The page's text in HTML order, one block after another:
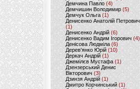
Демчина Павло (4)
Демчишин Володимир (5)
Демчук Ольга(1)
Денисенко Анатолій Петрович
(1)
Денисенко Андрій (6)
Денисенко Вадим Ігорович (4)
Денісова Людміла(6)
Дерев'янко Юрій(10)
Деркач Андрій(1)
Джемілєв Мустафа (1)
Дзензерський Денис
Вікторович (3)
Дзинзя Андрій (1)
Дмитро Корчинський (1)